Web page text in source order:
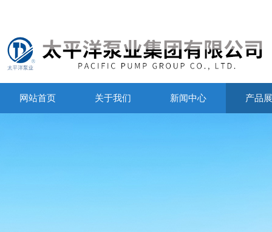
网站首页 关于我们 新闻中心 产品